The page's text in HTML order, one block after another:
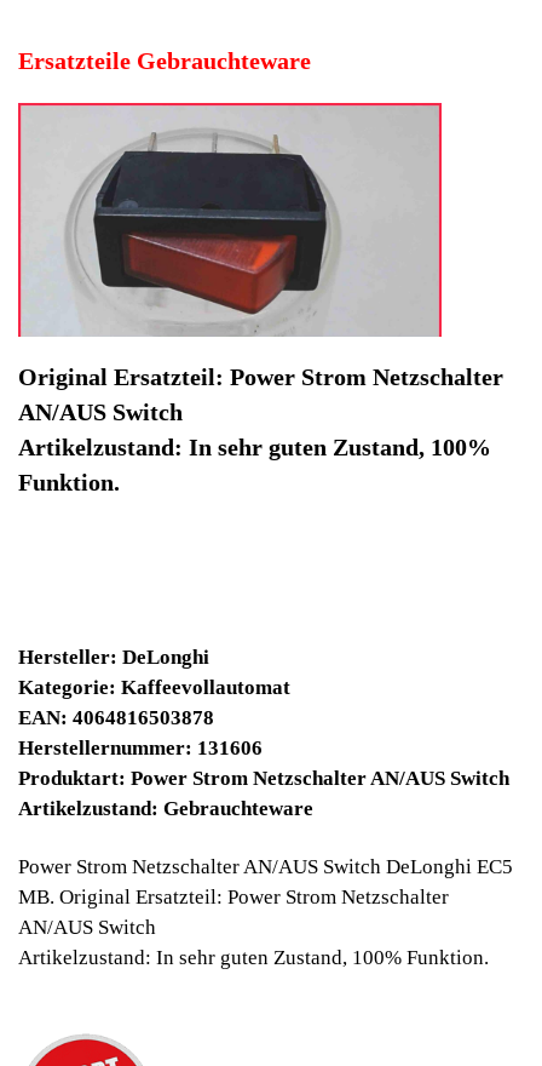
Hersteller: DeLonghi
Kategorie: Kaffeevollautomat
EAN: 4064816503878
Herstellernummer: 131606
Produktart: Power Strom Netzschalter AN/AUS Switch
Artikelzustand: Gebrauchteware
Power Strom Netzschalter AN/AUS Switch DeLonghi EC5
MB. Original Ersatzteil: Power Strom Netzschalter
Artikelzustand: In sehr guten Zustand, 100% Funktion.
Winpoints JACKPOT liegt bei:
Jetzt kaufen
Ab 10€ Warenwert ist die Lieferung